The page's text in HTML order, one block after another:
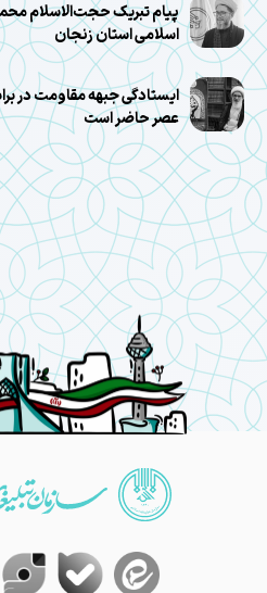
پیام تبریک حجت‌الاسلام
اسلامی استان زنجان
ایستادگی جبهه مقاومت در
عصر حاضر است